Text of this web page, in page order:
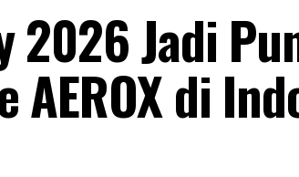
2026 Jadi
AEROX di